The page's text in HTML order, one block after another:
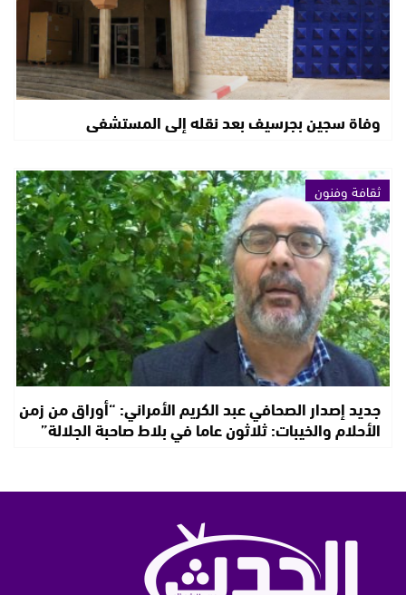
وفاة سجين بجرسيف بعد نقله إلى المستشفى
ثقافة وفنون
جديد إصدار الصحافي عبد الكريم الأمراني: “أوراق من زمن
الأحلام والخيبات: ثلاثون عاما في بلاط صاحبة الجلالة”